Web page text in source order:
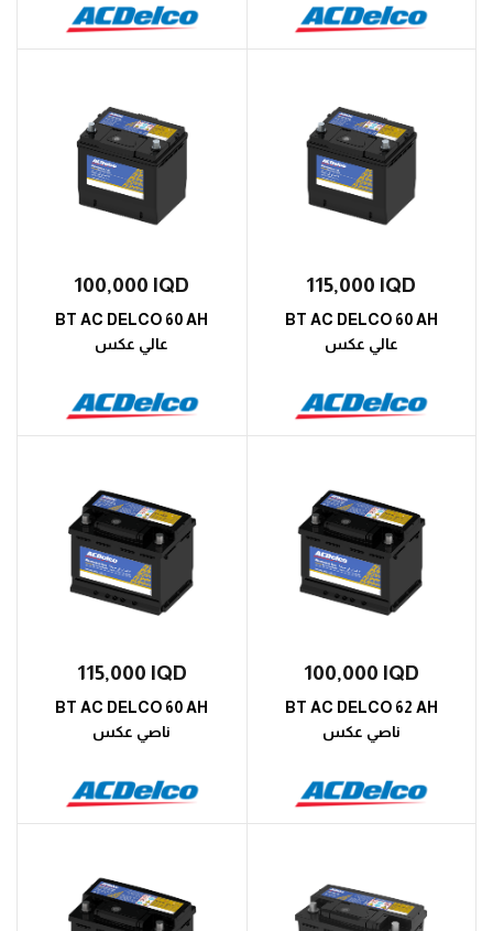
100,000 IQD
BT AC DELCO 60 AH
عالي عكس
115,000 IQD
BT AC DELCO 60 AH
عالي عكس
115,000 IQD
BT AC DELCO 60 AH
ناصي عكس
100,000 IQD
BT AC DELCO 62 AH
ناصي عكس